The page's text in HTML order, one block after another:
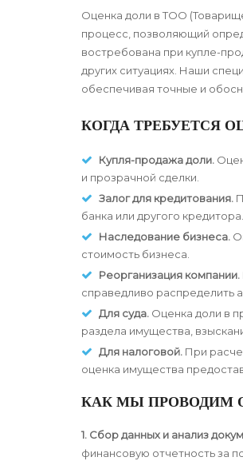
Оценка доли в ТОО
процесс, позволяющий
востребована при купле-
других ситуациях. Наши
обеспечивая точные и
КОГДА ТРЕБУЕТСЯ
Купля-продажа доли.
и прозрачной сделки.
Залог для кредитования.
банка или другого кредитора.
Наследование бизнеса.
стоимость бизнеса.
Реорганизация компании.
справедливо распределить
Для суда. Оценка доли в
раздела имущества,
Для налоговой. При
оценка имущества
КАК МЫ ПРОВОДИМ
1. Сбор данных и анализ
финансовую отчетность за